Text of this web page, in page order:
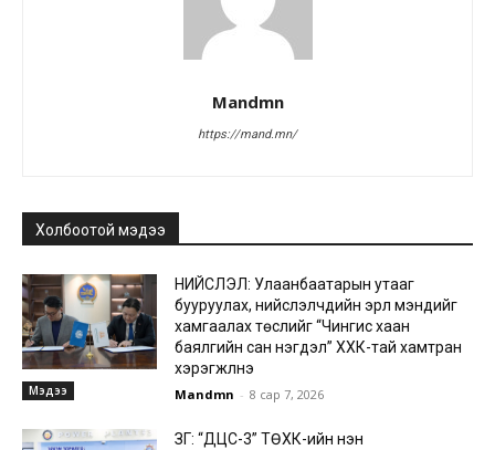
Mandmn
https://mand.mn/
Холбоотой мэдээ
Мэдээ
НИЙСЛЭЛ: Улаанбаатарын утааг
бууруулах, нийслэлчүүдийн эрүүл мэндийг
хамгаалах төслийг “Чингис хаан
баялгийн сан нэгдэл” ХХК-тай хамтран
хэрэгжүүлнэ
Mandmn - 8 сар 7, 2026
ЗГ: “ДЦС-3” ТӨХК-ийн нэн